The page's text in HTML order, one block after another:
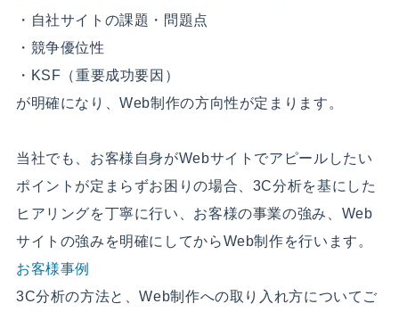
・自社サイトの課題・問題点
・競争優位性
・KSF（重要成功要因）
が明確になり、Web制作の方向性が定まります。
当社でも、お客様自身がWebサイトでアピールしたい
ポイントが定まらずお困りの場合、3C分析を基にした
ヒアリングを丁寧に行い、お客様の事業の強み、Web
サイトの強みを明確にしてからWeb制作を行います。
お客様事例
3C分析の方法と、Web制作への取り入れ方についてご